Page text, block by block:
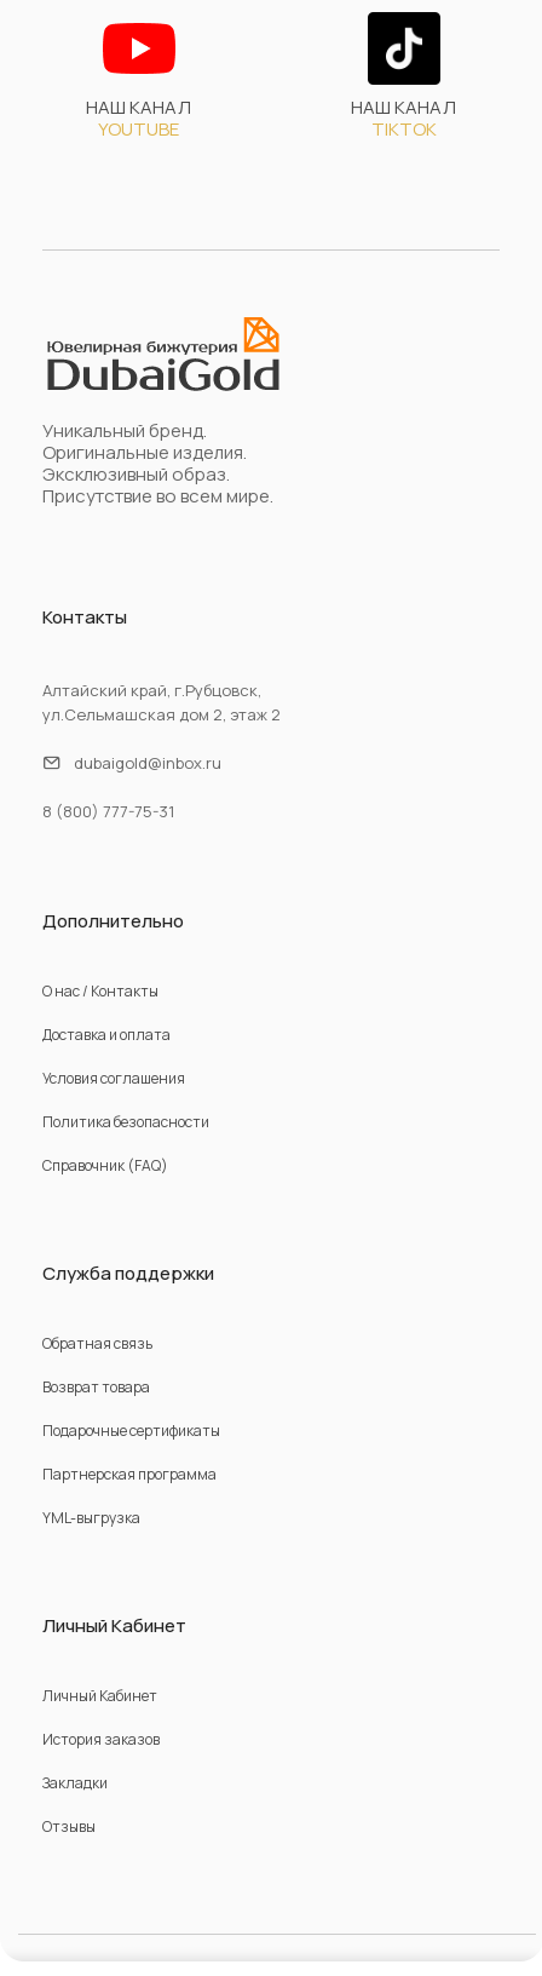
НАШ КАНАЛ
YOUTUBE
НАШ КАНАЛ
TIKTOK
Уникальный бренд.
Оригинальные изделия.
Эксклюзивный образ.
Присутствие во всем мире.
Контакты
Алтайский край, г.Рубцовск,
ул.Сельмашская дом 2, этаж 2
dubaigold@inbox.ru
8 (800) 777-75-31
Дополнительно
О нас / Контакты
Доставка и оплата
Условия соглашения
Политика безопасности
Справочник (FAQ)
Служба поддержки
Обратная связь
Возврат товара
Подарочные сертификаты
Партнерская программа
YML-выгрузка
Личный Кабинет
Личный Кабинет
История заказов
Закладки
Отзывы
© 2016 - 2025 DubaiGold - Ювелирная бижутерия.